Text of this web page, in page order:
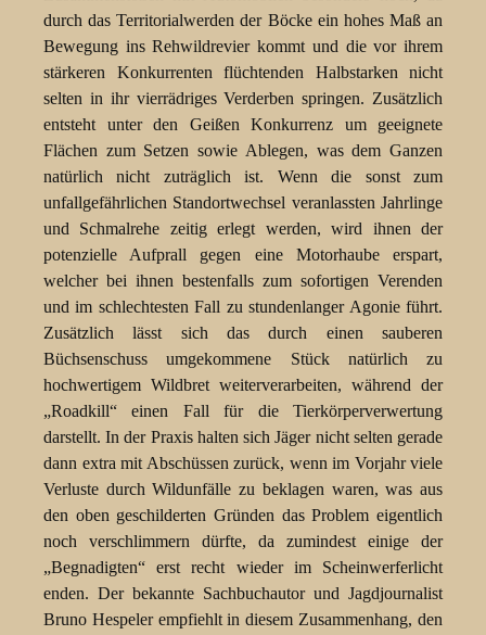
durch das Territorialwerden der Böcke ein hohes Maß an
Bewegung ins Rehwildrevier kommt und die vor ihrem
stärkeren Konkurrenten flüchtenden Halbstarken nicht
selten in ihr vierrädriges Verderben springen. Zusätzlich
entsteht unter den Geißen Konkurrenz um geeignete
Flächen zum Setzen sowie Ablegen, was dem Ganzen
natürlich nicht zuträglich ist. Wenn die sonst zum
unfallgefährlichen Standortwechsel veranlassten Jahrlinge
und Schmalrehe zeitig erlegt werden, wird ihnen der
potenzielle Aufprall gegen eine Motorhaube erspart,
welcher bei ihnen bestenfalls zum sofortigen Verenden
und im schlechtesten Fall zu stundenlanger Agonie führt.
Zusätzlich lässt sich das durch einen sauberen
Büchsenschuss umgekommene Stück natürlich zu
hochwertigem Wildbret weiterverarbeiten, während der
„Roadkill“ einen Fall für die Tierkörperverwertung
darstellt. In der Praxis halten sich Jäger nicht selten gerade
dann extra mit Abschüssen zurück, wenn im Vorjahr viele
Verluste durch Wildunfälle zu beklagen waren, was aus
den oben geschilderten Gründen das Problem eigentlich
noch verschlimmern dürfte, da zumindest einige der
„Begnadigten“ erst recht wieder im Scheinwerferlicht
enden. Der bekannte Sachbuchautor und Jagdjournalist
Bruno Hespeler empfiehlt in diesem Zusammenhang, den